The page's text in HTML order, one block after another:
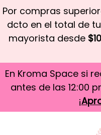
Por compras
dcto en el total de
mayorista desde
En Kroma Space si
antes de las 12:00
¡